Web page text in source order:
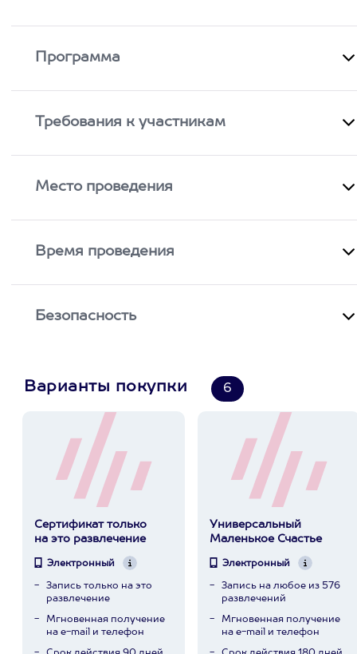
Программа
Требования к участникам
Место проведения
Время проведения
Безопасность
Варианты покупки 6
Сертификат только
на это развлечение
Электронный
Запись только на это
развлечение
Мгновенная получение
на e-mail и телефон
Универсальный
Маленькое Счастье
Электронный
Запись на любое из 576
развлечений
Мгновенная получение
на e-mail и телефон